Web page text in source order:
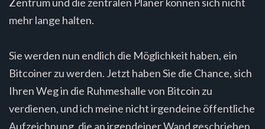
mehr lange halten.
Sie werden nun endlich die Möglichkeit haben, ein
Bitcoiner zu werden. Jetzt haben Sie die Chance, sich
Ihren Weg in die Ruhmeshalle von Bitcoin zu
verdienen, und ich meine nicht irgendeine öffentliche
Aufzeichnung, die an irgendeiner Wand geschrieben